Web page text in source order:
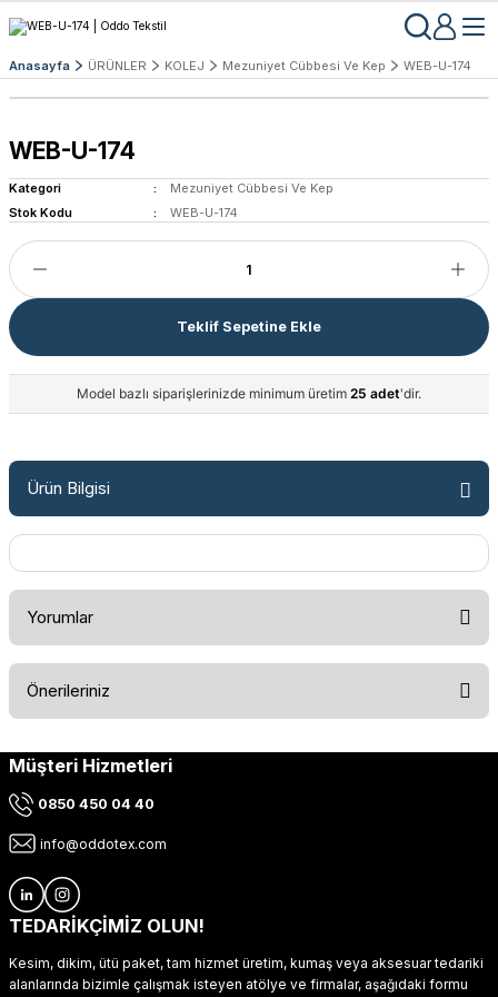
Anasayfa ÜRÜNLER KOLEJ Mezuniyet Cübbesi Ve Kep WEB-U-174
WEB-U-174
Kategori
Mezuniyet Cübbesi Ve Kep
Stok Kodu
WEB-U-174
Teklif Sepetine Ekle
Model bazlı siparişlerinizde minimum üretim 25 adet'dir.
Ürün Bilgisi
Yorumlar
Önerileriniz
Bu ürünün fiyat bilgisi, resim, ürün açıklamalarında ve diğer
kullanarak tarafımıza iletebilirsiniz.
Ürün resmi kalitesiz, bozuk veya görüntülenemiyor.
Ürün açıklamasında eksik bilgiler bulunuyor.
Ürün fiyatı diğer sitelerden daha pahalı.
Müşteri Hizmetleri
0850 450 04 40
info@oddotex.com
TEDARİKÇİMİZ OLUN!
Kesim, dikim, ütü paket, tam hizmet üretim, kumaş veya aksesuar tedariki
alanlarında bizimle çalışmak isteyen atölye ve firmalar, aşağıdaki formu